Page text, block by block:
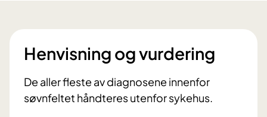
Henvisning og vurdering
De aller fleste av diagnosene innenfor
søvnfeltet håndteres utenfor sykehus.